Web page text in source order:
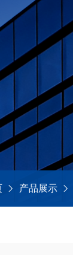
产品展示